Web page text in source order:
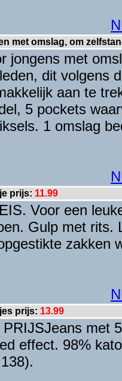
met omslag, om
jongens met
dit volgens
aan te
5 pockets
1 omslag
prijs: 11.99
Voor een
Gulp met rits.
zakken
prijs: 13.99
met
effect. 98%